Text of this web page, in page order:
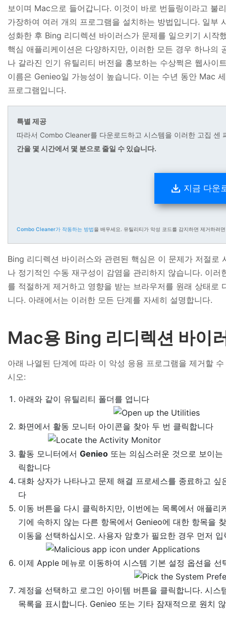
보이며 Mac으로 들어갑니다. 이것이 바로 번들링이라고 불
가장하여 여러 개의 프로그램을 설치하는 방법입니다. 일
성화한 후 Bing 리디렉션 바이러스가 문제를 일으키기 시작
핵심 애플리케이션은 다양하지만, 이러한 모든 경우 하나의
나 갈라진 인기 유틸리티 버전을 홍보하는 수상쩍은 웹사이
이름은 Genieo일 가능성이 높습니다. 이는 수년 동안 Mac
프로그램입니다.
특별 제공
따라서 Combo Cleaner를 다운로드하고 시스템을 이러한 고집 센
간을 몇 시간에서 몇 분으로 줄일 수 있습니다.
지금 다운
Combo Cleaner가 작동하는 방법을 배우세요. 유틸리티가 악성 코드를 감지하면 제거하려
Bing 리디렉션 바이러스와 관련된 핵심은 이 문제가 저절로
나 정기적인 수동 재구성이 감염을 관리하지 않습니다. 이
를 적절하게 제거하고 영향을 받는 브라우저를 원래 상태로
니다. 아래에서는 이러한 모든 단계를 자세히 설명합니다.
Mac용 Bing 리디렉션 바이
아래 나열된 단계에 따라 이 악성 응용 프로그램을 제거할
시오:
아래와 같이 유틸리티 폴더를 엽니다
화면에서 활동 모니터 아이콘을 찾아 두 번 클릭합니다
활동 모니터에서Genieo 또는 의심스러운 것으로 보이
릭합니다
대화 상자가 나타나고 문제 해결 프로세스를 종료하고
다
이동 버튼을 다시 클릭하지만, 이번에는 목록에서 애플
기에 속하지 않는 다른 항목에서 Genieo에 대한 항목을
이동을 선택하십시오. 사용자 암호가 필요한 경우 먼저 입
이제 Apple 메뉴로 이동하여 시스템 기본 설정 옵션을 선
계정을 선택하고 로그인 아이템 버튼을 클릭합니다. 시
목록을 표시합니다. Genieo 또는 기타 잠재적으로 원치